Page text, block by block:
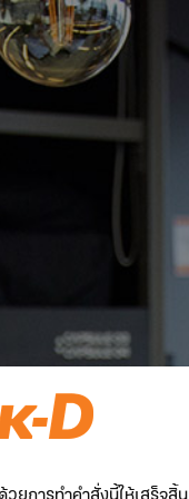
ยการทำคำสั่งนี้ให้เสร็จสิ้น